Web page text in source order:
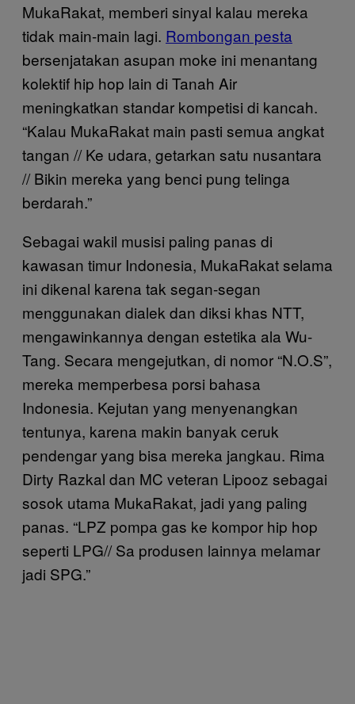
MukaRakat, memberi sinyal kalau mereka
tidak main-main lagi. Rombongan pesta
bersenjatakan asupan moke ini menantang
kolektif hip hop lain di Tanah Air
meningkatkan standar kompetisi di kancah.
“Kalau MukaRakat main pasti semua angkat
tangan // Ke udara, getarkan satu nusantara
// Bikin mereka yang benci pung telinga
berdarah.”
Sebagai wakil musisi paling panas di
kawasan timur Indonesia, MukaRakat selama
ini dikenal karena tak segan-segan
menggunakan dialek dan diksi khas NTT,
mengawinkannya dengan estetika ala Wu-
Tang. Secara mengejutkan, di nomor “N.O.S”,
mereka memperbesa porsi bahasa
Indonesia. Kejutan yang menyenangkan
tentunya, karena makin banyak ceruk
pendengar yang bisa mereka jangkau. Rima
Dirty Razkal dan MC veteran Lipooz sebagai
sosok utama MukaRakat, jadi yang paling
panas. “LPZ pompa gas ke kompor hip hop
seperti LPG// Sa produsen lainnya melamar
jadi SPG.”